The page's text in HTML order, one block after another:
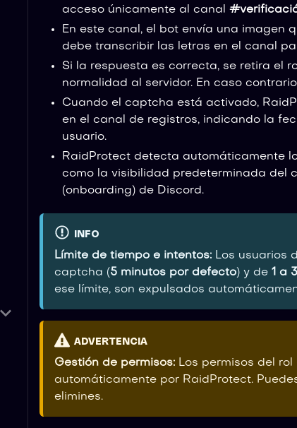
acceso únicamente al canal
En este canal, el bot envía una imagen
debe transcribir las letras en el canal
Si la respuesta es correcta, se retira el
normalidad al servidor. En caso
Cuando el captcha está activado,
en el canal de registros, indicando la
usuario.
RaidProtect detecta automáticamente
como la visibilidad predeterminada del
(onboarding) de Discord.
INFO
Límite de tiempo e intentos: Los usuarios
captcha (5 minutos por defecto) y de 1 a
ese límite, son expulsados
ADVERTENCIA
Gestión de permisos: Los permisos del rol
automáticamente por RaidProtect.
elimines.